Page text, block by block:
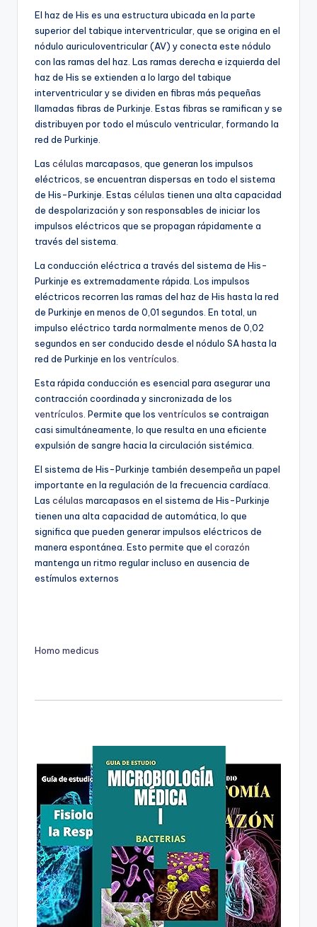
El haz de His es una estructura ubicada en la parte
superior del tabique interventricular, que se origina en el
nódulo auriculoventricular (AV) y conecta este nódulo
con las ramas del haz. Las ramas derecha e izquierda del
haz de His se extienden a lo largo del tabique
interventricular y se dividen en fibras más pequeñas
llamadas fibras de Purkinje. Estas fibras se ramifican y se
distribuyen por todo el músculo ventricular, formando la
red de Purkinje.
Las células marcapasos, que generan los impulsos
eléctricos, se encuentran dispersas en todo el sistema
de His-Purkinje. Estas células tienen una alta capacidad
de despolarización y son responsables de iniciar los
impulsos eléctricos que se propagan rápidamente a
través del sistema.
La conducción eléctrica a través del sistema de His-
Purkinje es extremadamente rápida. Los impulsos
eléctricos recorren las ramas del haz de His hasta la red
de Purkinje en menos de 0,01 segundos. En total, un
impulso eléctrico tarda normalmente menos de 0,02
segundos en ser conducido desde el nódulo SA hasta la
red de Purkinje en los ventrículos
Esta rápida conducción es esencial para asegurar una
contracción coordinada y sincronizada de los
ventrículos . Permite que los ventrículos se contraigan
casi simultáneamente, lo que resulta en una eficiente
expulsión de sangre hacia la circulación sistémica.
El sistema de His-Purkinje también desempeña un papel
importante en la regulación de la frecuencia cardíaca.
Las células marcapasos en el sistema de His-Purkinje
tienen una alta capacidad de automática, lo que
significa que pueden generar impulsos eléctricos de
manera espontánea. Esto permite que el corazón
mantenga un ritmo regular incluso en ausencia de
estímulos externos
Homo medicus